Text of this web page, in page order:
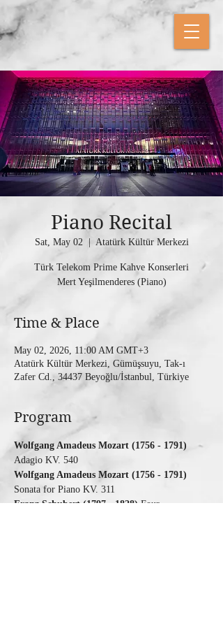
Piano Recital
Sat, May 02
  |
Atatürk Kültür Merkezi
Türk Telekom Prime Kahve Konserleri
Mert Yeşilmenderes (Piano)
Time & Place
May 02, 2026, 11:00 AM GMT+3
Atatürk Kültür Merkezi, Gümüşsuyu, Tak-ı
Zafer Cd., 34437 Beyoğlu/İstanbul, Türkiye
Program
Wolfgang Amadeus Mozart (1756 - 1791)
Adagio KV. 540
Wolfgang Amadeus Mozart (1756 - 1791)
Sonata for Piano KV. 311
Franz Schubert (1797 - 1828) Four